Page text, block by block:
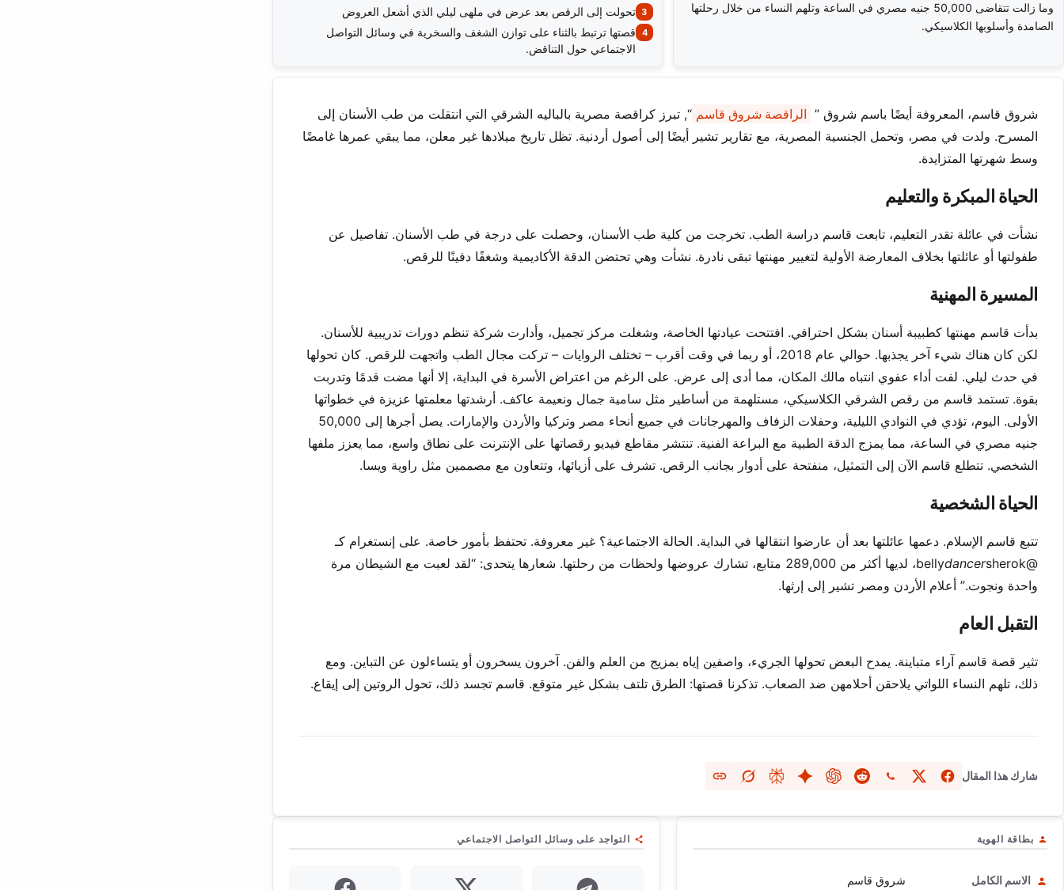
وما زالت تتقاضى 50,000 جنيه مصري في الساعة وتلهم النساء من خلال رحلتها
الصامدة وأسلوبها الكلاسيكي.
تحولت إلى الرقص بعد عرض في ملهى ليلي الذي أشعل العروض
قصتها ترتبط بالثناء على توازن الشغف والسخرية في وسائل التواصل
الاجتماعي حول التناقض.
شروق قاسم، المعروفة أيضًا باسم شروق ” الراقصة شروق قاسم “, تبرز كراقصة مصرية بالباليه الشرقي التي انتقلت من طب الأسنان إلى
المسرح. ولدت في مصر، وتحمل الجنسية المصرية، مع تقارير تشير أيضًا إلى أصول أردنية. تظل تاريخ ميلادها غير معلن، مما يبقي عمرها غامضًا
وسط شهرتها المتزايدة.
الحياة المبكرة والتعليم
نشأت في عائلة تقدر التعليم، تابعت قاسم دراسة الطب. تخرجت من كلية طب الأسنان، وحصلت على درجة في طب الأسنان. تفاصيل عن
طفولتها أو عائلتها بخلاف المعارضة الأولية لتغيير مهنتها تبقى نادرة. نشأت وهي تحتضن الدقة الأكاديمية وشغفًا دفينًا للرقص.
المسيرة المهنية
بدأت قاسم مهنتها كطبيبة أسنان بشكل احترافي. افتتحت عيادتها الخاصة، وشغلت مركز تجميل، وأدارت شركة تنظم دورات تدريبية للأسنان.
لكن كان هناك شيء آخر يجذبها. حوالي عام 2018، أو ربما في وقت أقرب – تختلف الروايات – تركت مجال الطب واتجهت للرقص. كان تحولها
في حدث ليلي. لفت أداء عفوي انتباه مالك المكان، مما أدى إلى عرض. على الرغم من اعتراض الأسرة في البداية، إلا أنها مضت قدمًا وتدربت
بقوة. تستمد قاسم من رقص الشرقي الكلاسيكي، مستلهمة من أساطير مثل سامية جمال ونعيمة عاكف. أرشدتها معلمتها عزيزة في خطواتها
الأولى. اليوم، تؤدي في النوادي الليلية، وحفلات الزفاف والمهرجانات في جميع أنحاء مصر وتركيا والأردن والإمارات. يصل أجرها إلى 50,000
جنيه مصري في الساعة، مما يمزج الدقة الطبية مع البراعة الفنية. تنتشر مقاطع فيديو رقصاتها على الإنترنت على نطاق واسع، مما يعزز ملفها
الشخصي. تتطلع قاسم الآن إلى التمثيل، منفتحة على أدوار بجانب الرقص. تشرف على أزيائها، وتتعاون مع مصممين مثل راوية ويسا.
الحياة الشخصية
تتبع قاسم الإسلام. دعمها عائلتها بعد أن عارضوا انتقالها في البداية. الحالة الاجتماعية؟ غير معروفة. تحتفظ بأمور خاصة. على إنستغرام كـ
@belly
dancer
sherok، لديها أكثر من 289,000 متابع، تشارك عروضها ولحظات من رحلتها. شعارها يتحدى: “لقد لعبت مع الشيطان مرة
واحدة ونجوت.” أعلام الأردن ومصر تشير إلى إرثها.
التقبل العام
تثير قصة قاسم آراء متباينة. يمدح البعض تحولها الجريء، واصفين إياه بمزيج من العلم والفن. آخرون يسخرون أو يتساءلون عن التباين. ومع
ذلك، تلهم النساء اللواتي يلاحقن أحلامهن ضد الصعاب. تذكرنا قصتها: الطرق تلتف بشكل غير متوقع. قاسم تجسد ذلك، تحول الروتين إلى إيقاع.
شارك هذا المقال
بطاقة الهوية
الاسم الكامل شروق قاسم
التواجد على وسائل التواصل الاجتماعي